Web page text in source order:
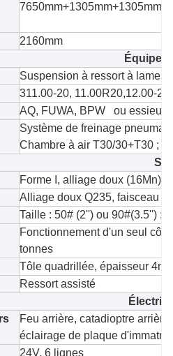
7650mm+1305mm+1305mm
2160mm
Suspension à ressort à
311.00-20, 11.00R20,12.00-
AQ, FUWA, BPW ou essieu
Système de freinage
Chambre à air T30/30+T30 ;
Forme I, alliage doux (16Mn)
Alliage doux Q235, faisceau
Taille : 50# (2'') ou 90#(3.5'') ;
Fonctionnement d'un seul
tonnes
Tôle quadrillée, épaisseur
Ressort assisté
Feu arrière, catadioptre
éclairage de plaque
24V, 6 lignes